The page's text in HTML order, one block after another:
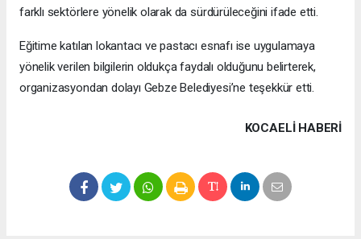
farklı sektörlere yönelik olarak da sürdürüleceğini ifade etti.
Eğitime katılan lokantacı ve pastacı esnafı ise uygulamaya
yönelik verilen bilgilerin oldukça faydalı olduğunu belirterek,
organizasyondan dolayı Gebze Belediyesi’ne teşekkür etti.
KOCAELI HABERİ